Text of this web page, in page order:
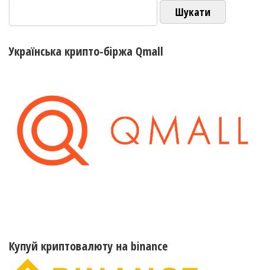
Українська крипто-біржа Qmall
Купуй криптовалюту на binance